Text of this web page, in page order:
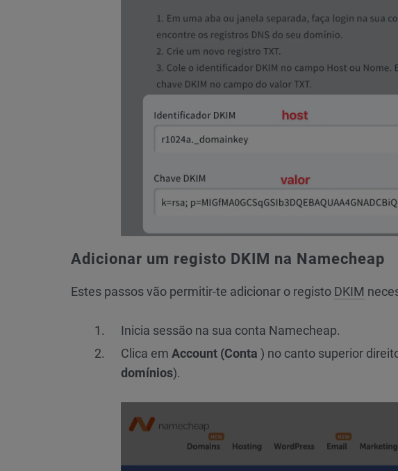
Adicionar um registo DKIM na Namecheap
Estes passos vão permitir-te adicionar o registo DKIM
Inicia sessão na sua conta Namecheap.
Clica em Account (Conta ) no canto superior
domínios).